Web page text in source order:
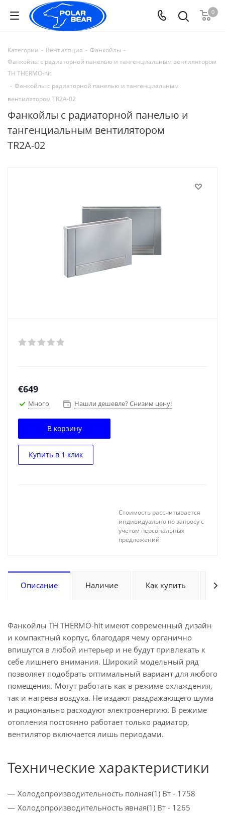
0
Категории - Вентиляция - Фанкойлы -
Фанкойлы с радиаторной панелью и тангенциальным вентилятором
TH THERMO-hit
- Фанкойлы с радиаторной панелью и тангенциальным
вентилятором TR2A-02
Фанкойлы с радиаторной панелью и
тангенциальным вентилятором
TR2A-02
€649
Много Нашли дешевле? Снизим цену!
В корзину
Купить в 1 клик
Стоимость рассчитывается
индивидуально по запросу с
учетом персональных
предложений
Описание Наличие Как купить
Фанкойлы TH THERMO-hit имеют современный дизайн
и компактный корпус, благодаря чему органично
впишутся в любой интерьер и не будут привлекать к
себе лишнего внимания. Широкий модельный ряд
позволяет подобрать оптимальный вариант для любого
помещения. Могут работать как в режиме охлаждения,
так и нагрева воздуха. Не издают раздражающего шума
и рационально расходуют электроэнергию. В режиме
отопления постоянно работает только радиатор,
вентилятор включается лишь периодами.
Технические характеристики
Холодопроизводительность полная(1) Вт - 1758
Холодопроизводительность явная(1) Вт - 1265